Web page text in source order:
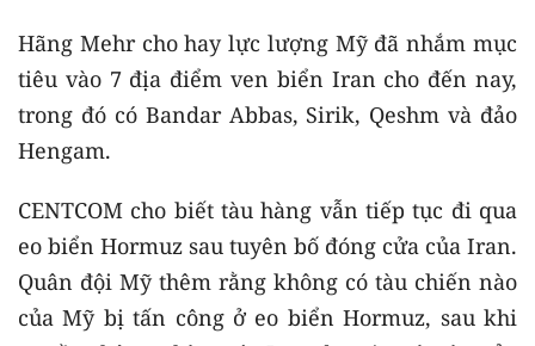
Hãng Mehr cho hay lực lượng Mỹ đã nhắm mục
tiêu vào 7 địa điểm ven biển Iran cho đến nay,
trong đó có Bandar Abbas, Sirik, Qeshm và đảo
Hengam.
CENTCOM cho biết tàu hàng vẫn tiếp tục đi qua
eo biển Hormuz sau tuyên bố đóng cửa của Iran.
Quân đội Mỹ thêm rằng không có tàu chiến nào
của Mỹ bị tấn công ở eo biển Hormuz, sau khi